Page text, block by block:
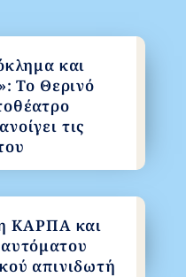
και
Το Θερινό
τις
ΚΑΡΠΑ και
απινιδωτή